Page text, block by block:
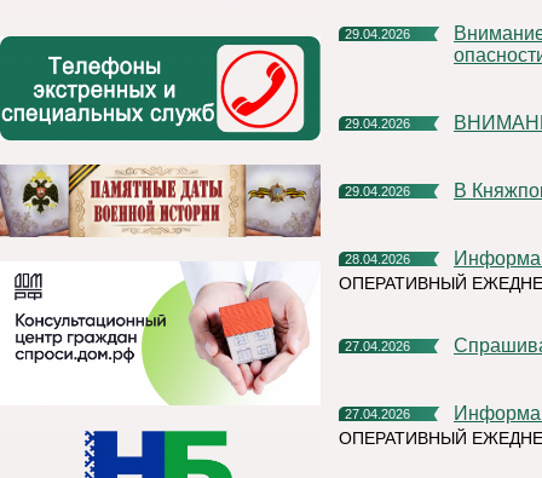
29.04.2026
Внимание!!! Синий уровень антитеррористической
29.04.2026
29.04.2026 В
28.04.2026
ОПЕРАТИВНЫЙ
27.04.2026
27.04.2026
ОПЕРАТИВНЫЙ